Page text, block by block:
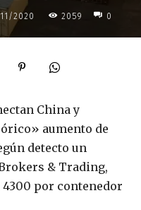
2020 2059 0
China y
aumento de
detecto un
& Trading,
4300 por contenedor